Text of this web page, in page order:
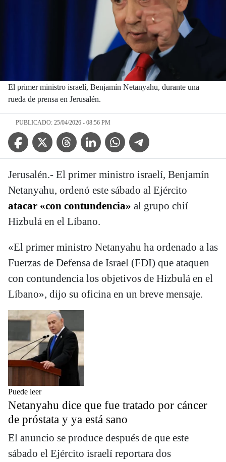
El primer ministro israelí, Benjamín Netanyahu, durante una
rueda de prensa en Jerusalén.
PUBLICADO: 25/04/2026 - 08:56 PM
Facebook IconTwitter IconThreads IconLinkedin IconWhatsApp IconTelegram Icon
Jerusalén.- El primer ministro israelí, Benjamín
Netanyahu, ordenó este sábado al Ejército
atacar «con contundencia» al grupo chií
Hizbulá en el Líbano.
«El primer ministro Netanyahu ha ordenado a las
Fuerzas de Defensa de Israel (FDI) que ataquen
con contundencia los objetivos de Hizbulá en el
Líbano», dijo su oficina en un breve mensaje.
Puede leer
Netanyahu dice que fue tratado por cáncer
de próstata y ya está sano
El anuncio se produce después de que este
sábado el Ejército israelí reportara dos